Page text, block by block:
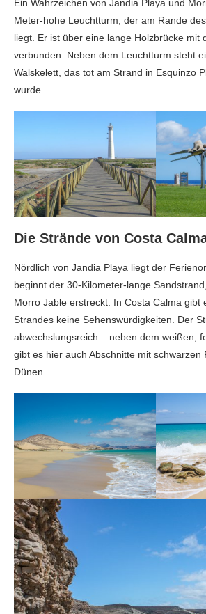
Ein Wahrzeichen von Jandia Playa und
Meter-hohe Leuchtturm, der am Rande
liegt. Er ist über eine lange Holzbrücke mit
verbunden. Neben dem Leuchtturm steht
Walskelett, das tot am Strand in Esquinzo
wurde.
Die Strände von Costa
Nördlich von Jandia Playa liegt der
beginnt der 30-Kilometer-lange
Morro Jable erstreckt. In Costa Calma gibt
Strandes keine Sehenswürdigkeiten. Der
abwechslungsreich – neben dem weißen,
gibt es hier auch Abschnitte mit schwarzen
Dünen.